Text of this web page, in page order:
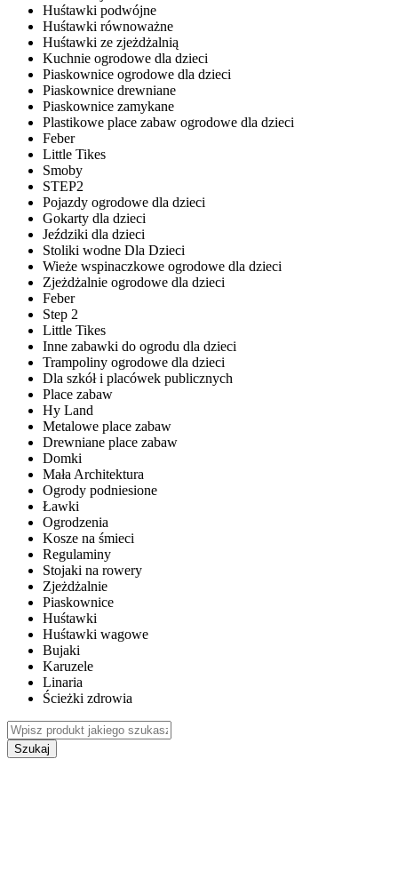
Huśtawki podwójne
Huśtawki równoważne
Huśtawki ze zjeżdżalnią
Kuchnie ogrodowe dla dzieci
Piaskownice ogrodowe dla dzieci
Piaskownice drewniane
Piaskownice zamykane
Plastikowe place zabaw ogrodowe dla dzieci
Feber
Little Tikes
Smoby
STEP2
Pojazdy ogrodowe dla dzieci
Gokarty dla dzieci
Jeździki dla dzieci
Stoliki wodne Dla Dzieci
Wieże wspinaczkowe ogrodowe dla dzieci
Zjeżdżalnie ogrodowe dla dzieci
Feber
Step 2
Little Tikes
Inne zabawki do ogrodu dla dzieci
Trampoliny ogrodowe dla dzieci
Dla szkół i placówek publicznych
Place zabaw
Hy Land
Metalowe place zabaw
Drewniane place zabaw
Domki
Mała Architektura
Ogrody podniesione
Ławki
Ogrodzenia
Kosze na śmieci
Regulaminy
Stojaki na rowery
Zjeżdżalnie
Piaskownice
Huśtawki
Huśtawki wagowe
Bujaki
Karuzele
Linaria
Ścieżki zdrowia
Szukaj